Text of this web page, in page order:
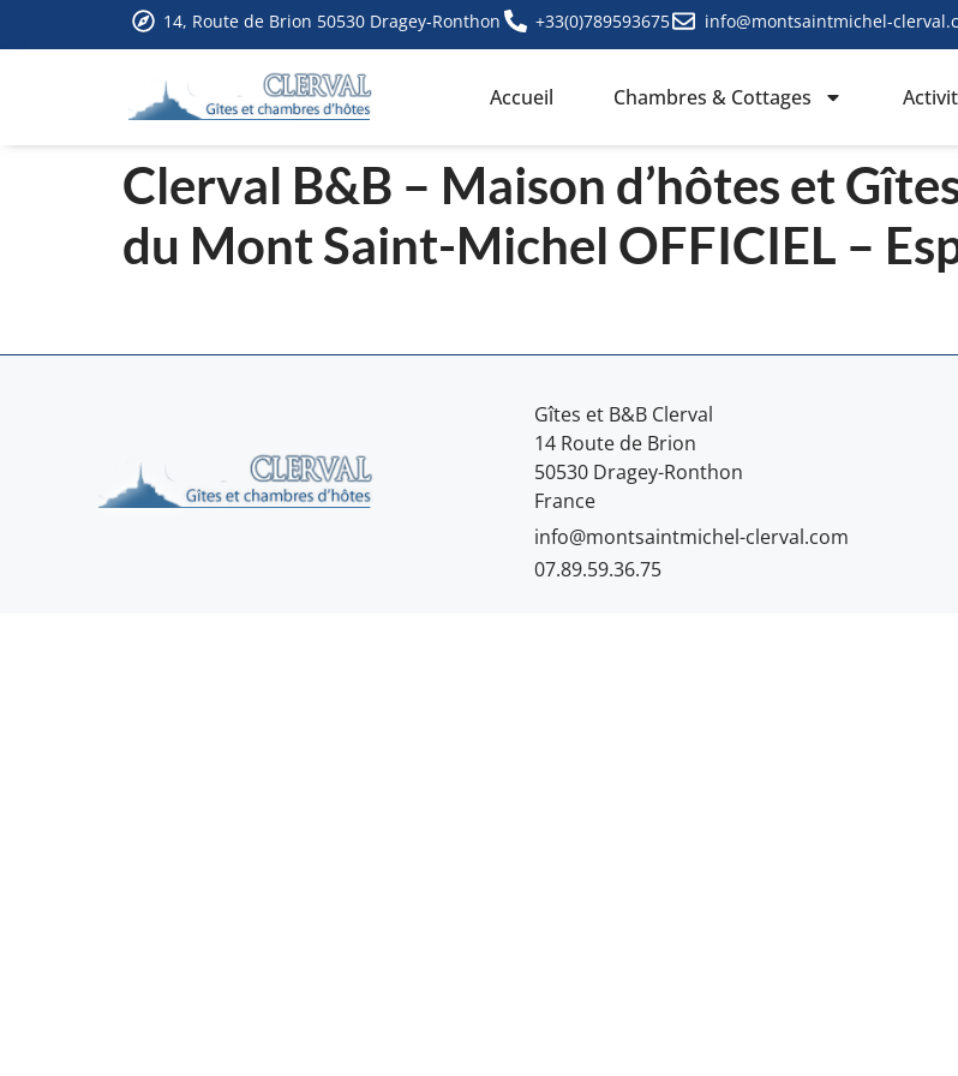
14, Route de Brion 50530 Dragey-Ronthon +33(0)789593675 info@montsaintmichel-
Accueil Chambres & Cottages
Clerval B&B – Maison d’hôtes et
du Mont Saint-Michel OFFICIEL –
Gîtes et B&B Clerval
14 Route de Brion
50530 Dragey-Ronthon
France
info@montsaintmichel-clerval.com
07.89.59.36.75